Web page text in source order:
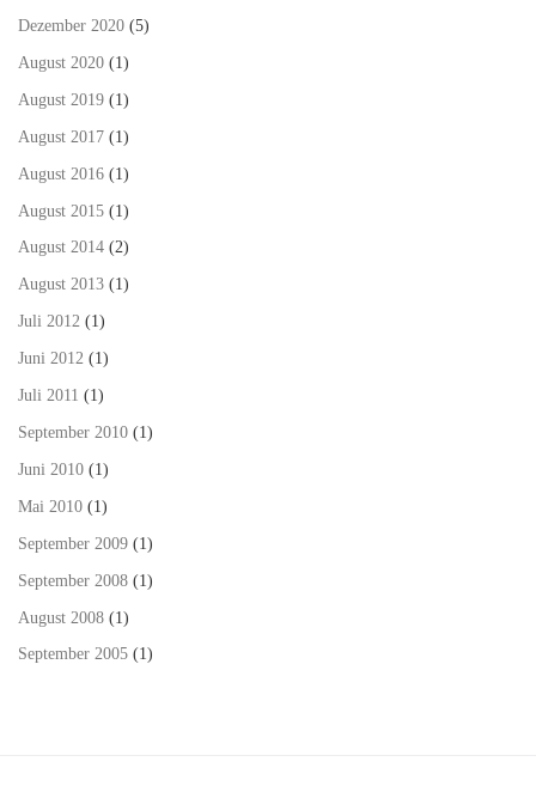
Dezember 2020 (5)
August 2020 (1)
August 2019 (1)
August 2017 (1)
August 2016 (1)
August 2015 (1)
August 2014 (2)
August 2013 (1)
Juli 2012 (1)
Juni 2012 (1)
Juli 2011 (1)
September 2010 (1)
Juni 2010 (1)
Mai 2010 (1)
September 2009 (1)
September 2008 (1)
August 2008 (1)
September 2005 (1)